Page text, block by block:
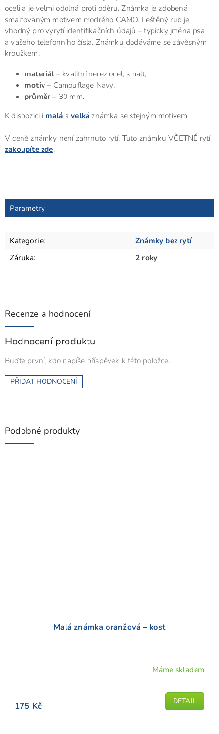
oceli a je velmi odolná proti oděru. Známka je zdobená
smaltovaným motivem modrého CAMO. Leštěný rub je
vhodný pro vyrytí identifikačních údajů – typicky jména psa
a vašeho telefonního čísla. Známku dodáváme se závěsným
kroužkem.
materiál – kvalitní nerez ocel, smalt,
motiv– Camouflage Navy,
průměr– 30 mm.
K dispozici i malá avelká známka se stejným motivem.
V ceně známky není zahrnuto rytí. Tuto známku VČETNĚ rytí
zakoupíte zde.
Parametry
Kategorie:
Známky bez rytí
Záruka: 2 roky
Recenze a hodnocení
Hodnocení produktu
Buďte první, kdo napíše příspěvek k této položce.
PŘIDAT HODNOCENÍ
Podobné produkty
Malá známka oranžová – kost
je
Máme skladem
175 Kč DETAIL